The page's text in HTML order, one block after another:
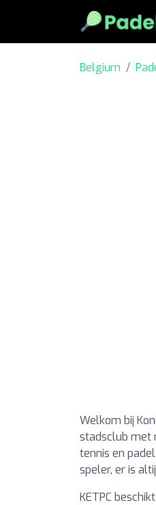
Belgium
Welkom bij
stadsclub met
tennis en
speler, er is
KETPC